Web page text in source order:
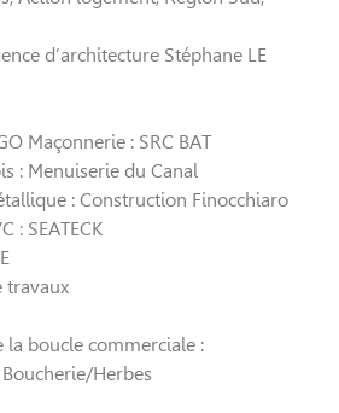
d’architecture Stéphane LE
Maçonnerie : SRC BAT
: Menuiserie du Canal
: Construction Finocchiaro
: SEATECK
travaux
la boucle commerciale :
Herbes